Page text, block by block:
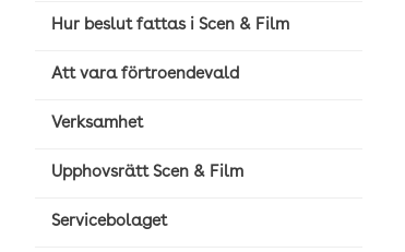
Hur beslut fattas i Scen & Film
Att vara förtroendevald
Verksamhet
Upphovsrätt Scen & Film
Servicebolaget